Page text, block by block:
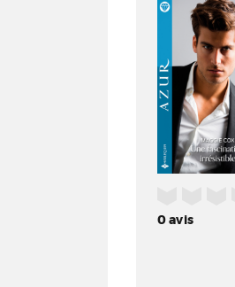
0avis